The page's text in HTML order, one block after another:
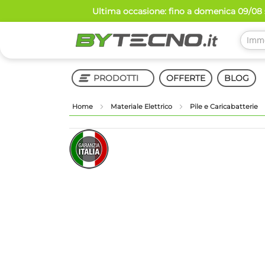
contenuto
Ultima occasione: fino a domenica 09/08
PRODOTTI
Shop in Shop
OFFERTE BLOG
Home Materiale Elettrico Pile e Caricabatterie
Vai
alla
fine
della
Vai
all'inizio
della
galleria